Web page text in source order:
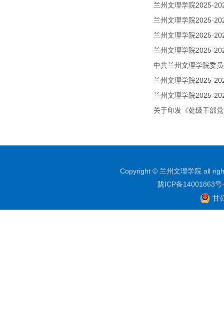
兰州文理学院2025-
兰州文理学院2025-
兰州文理学院2025-
兰州文理学院2025-
中共兰州文理学院委
兰州文理学院2025-
兰州文理学院2025-
关于印发《处级干部
Copyright © 兰州文理学院 all
陇ICP备14001863号
甘